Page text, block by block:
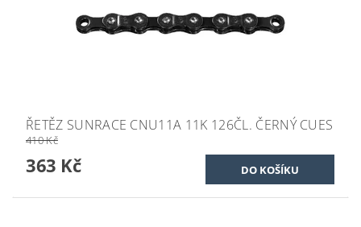
ŘETĚZ SUNRACE CNU11A 11K 126ČL. ČERNÝ CUES
410 Kč
363 Kč